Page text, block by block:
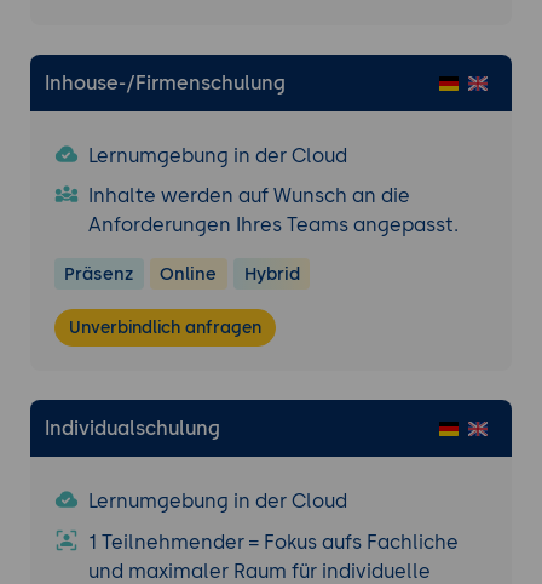
Inhouse-/Firmenschulung
Lernumgebung in der Cloud
Inhalte werden auf Wunsch an die
Anforderungen Ihres Teams angepasst.
Präsenz Online Hybrid
Unverbindlich anfragen
Individualschulung
Lernumgebung in der Cloud
1 Teilnehmender = Fokus aufs Fachliche
und maximaler Raum für individuelle